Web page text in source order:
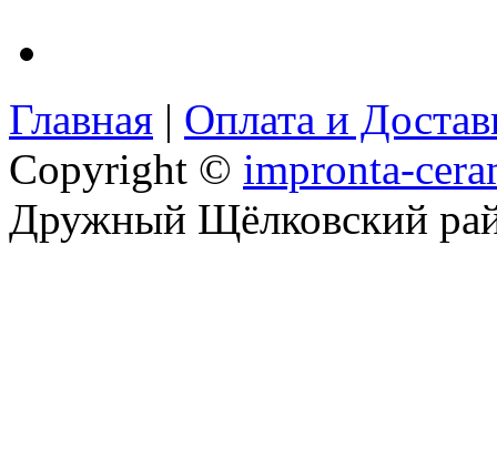
Главная | Оплата и
Copyright © impronta-
Дружный Щёлковский